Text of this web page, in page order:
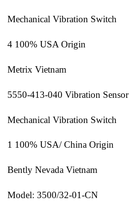
Mechanical Vibration Switch
4 100% USA Origin
Metrix Vietnam
5550-413-040 Vibration Sensor
Mechanical Vibration Switch
1 100% USA/ China Origin
Bently Nevada Vietnam
Model: 3500/32-01-CN